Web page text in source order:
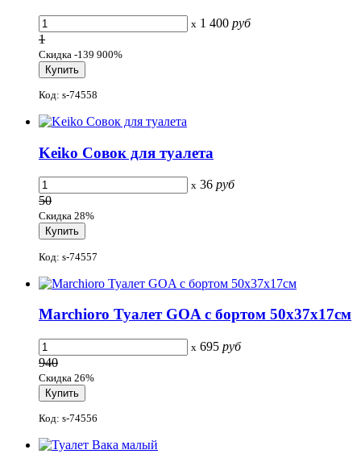
x 1 400 руб
1
Скидка -139 900%
Код: s-74558
Keiko Совок для туалета
x 36 руб
50
Скидка 28%
Код: s-74557
Marchioro Туалет GOA с бортом 50x37x17см
x 695 руб
940
Скидка 26%
Код: s-74556